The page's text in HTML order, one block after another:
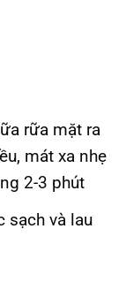
rữa mặt ra
mát xa nhẹ
2-3 phút
sạch và lau